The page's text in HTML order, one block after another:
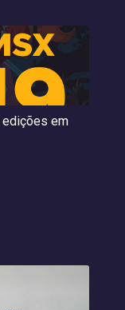
edições em